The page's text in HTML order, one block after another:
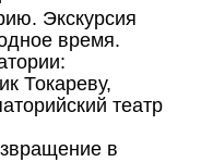
Экскурсия
время.
Токареву,
театр
в